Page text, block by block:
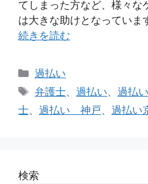
てしまった方など、様々な
は大きな助けとなってい
続きを読む
カ
テ
リ
過払い
タ
グ
弁護士、過払い、過払
士、 過払い 神戸、 過払い
検索